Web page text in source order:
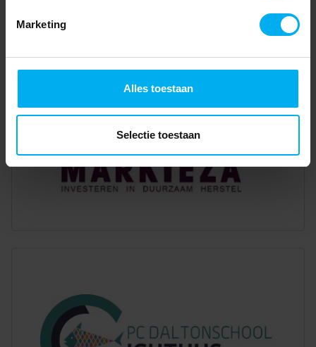
Marketing
Alles toestaan
Selectie toestaan